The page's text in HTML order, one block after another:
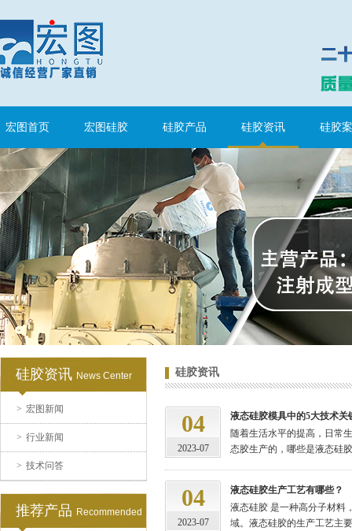
宏图首页 宏图硅胶 硅胶产品 硅胶资讯 硅胶
硅胶资讯 News Center
> 宏图新闻
> 行业新闻
> 技术问答
推荐产品 Recommended
涂布硅胶
半透明模具硅胶
硅胶资讯
04
2023-07
液态硅胶模具中的5大技术关
随着生活水平的提高，日常
态胶生产的，哪些是液态硅
04
2023-07
液态硅胶生产工艺有哪些？
液态硅胶 是一种高分子材料
域。液态硅胶的生产工艺主